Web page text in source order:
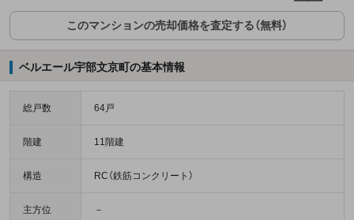
このマンションの売却価格を査定する（無料）
ベルエール宇部文京町の基本情報
総戸数 64戸
階建 11階建
構造 RC（鉄筋コンクリート）
主方位 －